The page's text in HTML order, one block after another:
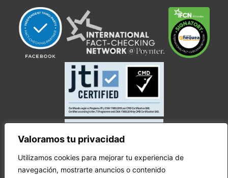
Valoramos tu privacidad
Utilizamos cookies para mejorar tu experiencia de
navegación, mostrarte anuncios o contenido